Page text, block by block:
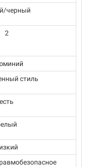
черный
2
стиль
есть